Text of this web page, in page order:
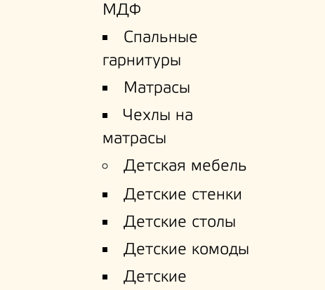
МДФ
Спальные
гарнитуры
Матрасы
Чехлы на
матрасы
Детская мебель
Детские стенки
Детские столы
Детские комоды
Детские